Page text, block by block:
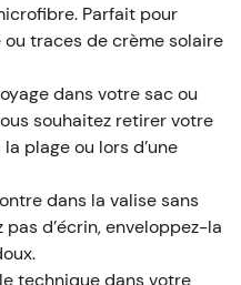
Parfait pour
traces de crème solaire
dans votre sac ou
souhaitez retirer votre
plage ou lors d’une
dans la valise sans
pas d’écrin, enveloppez-la